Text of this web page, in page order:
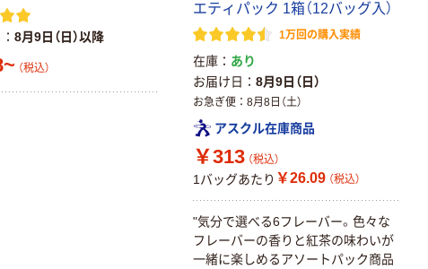
8月9日（日）以降
（税込）
エティパック 1箱（12バッグ入）
1万回の購入実績
在庫
あり
お届け日
8月9日（日）
お急ぎ便 8月8日（土）
アスクル在庫商品
￥313 （税込）
1バッグあたり ￥26.09 （税込）
"気分で選べる6フレーバー。色々な
フレーバーの香りと紅茶の味わいが
一緒に楽しめるアソートパック商品
アスクルオリジ
サイズ
オリジナル
コピー用紙 ア
ペーパー スーパ
ーホワイト+
￥149~
アスクル プラス
ーフリー）
￥398~ （税込）